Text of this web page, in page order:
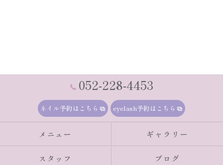
052-228-4453
ネイル予約はこちら eyelash予約はこちら
メニュー ギャラリー
スタッフ ブログ